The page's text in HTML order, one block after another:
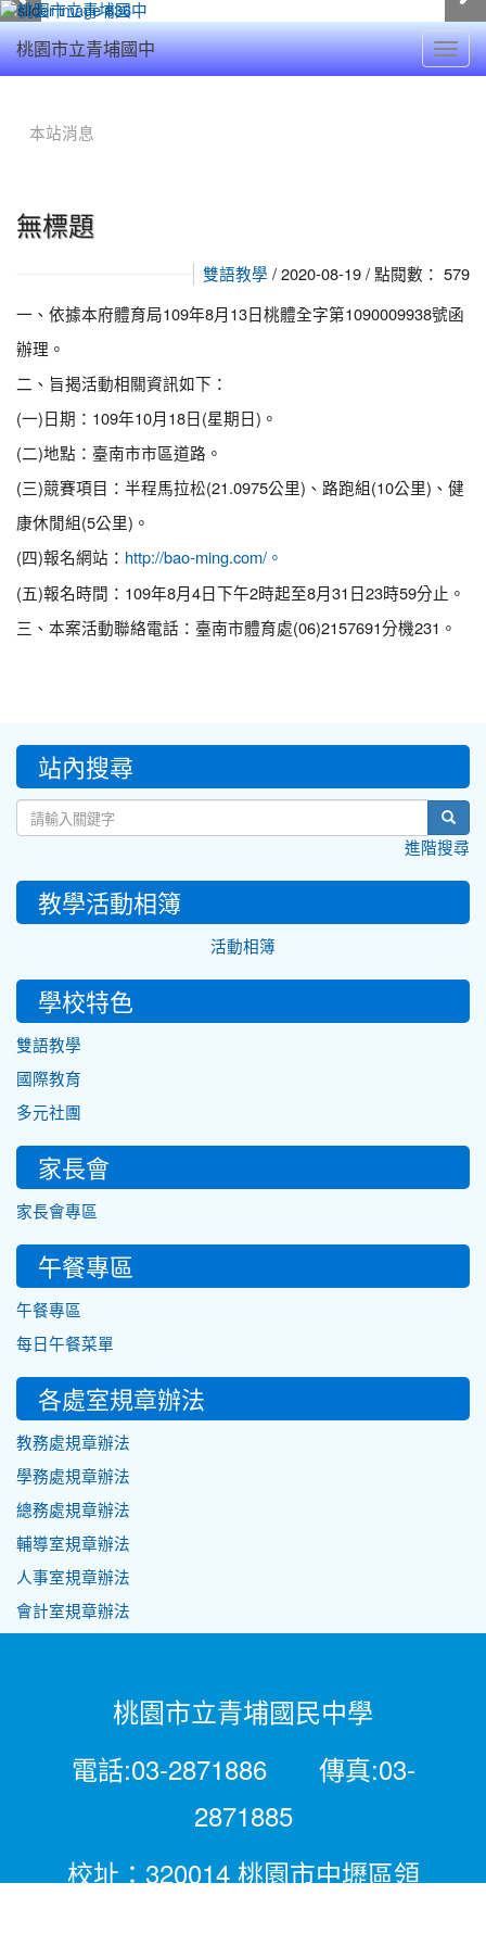
桃園市立青埔國中
本站消息
無標題
雙語教學 / 2020-08-19 / 點閱數： 579
一、依據本府體育局109年8月13日桃體全字第1090009938號函
辦理。
二、旨揭活動相關資訊如下：
(一)日期：109年10月18日(星期日)。
(二)地點：臺南市市區道路。
(三)競賽項目：半程馬拉松(21.0975公里)、路跑組(10公里)、健
康休閒組(5公里)。
(四)報名網站： http://bao-ming.com/。
(五)報名時間：109年8月4日下午2時起至8月31日23時59分止。
三、本案活動聯絡電話：臺南市體育處(06)2157691分機231。
::: 站內搜尋
進階搜尋
教學活動相簿
活動相簿
學校特色
雙語教學
國際教育
多元社團
家長會
家長會專區
午餐專區
午餐專區
每日午餐菜單
各處室規章辦法
教務處規章辦法
學務處規章辦法
總務處規章辦法
輔導室規章辦法
人事室規章辦法
會計室規章辦法
桃園市立青埔國民中學
電話:03-2871886 傳真:03-
2871885
校址：320014 桃園市中壢區領